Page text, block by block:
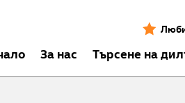
За нас Търсене на